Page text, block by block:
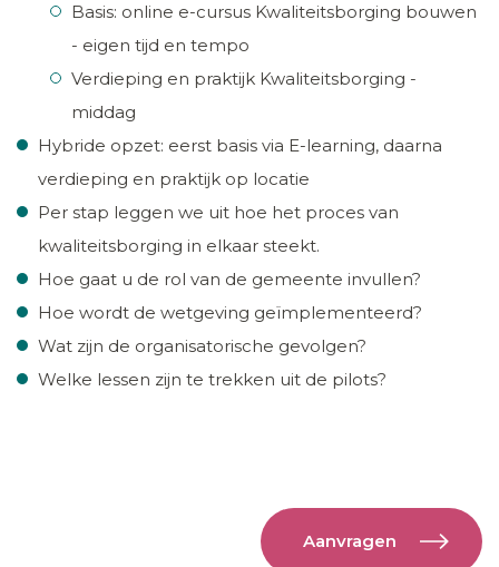
Basis: online e-cursus Kwaliteitsborging bouwen
- eigen tijd en tempo
Verdieping en praktijk Kwaliteitsborging -
middag
Hybride opzet: eerst basis via E-learning, daarna
verdieping en praktijk op locatie
Per stap leggen we uit hoe het proces van
kwaliteitsborging in elkaar steekt.
Hoe gaat u de rol van de gemeente invullen?
Hoe wordt de wetgeving geïmplementeerd?
Wat zijn de organisatorische gevolgen?
Welke lessen zijn te trekken uit de pilots?
Aanvragen